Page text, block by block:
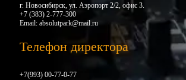
г. Новосибирск, ул. Аэропорт 2/2, офис 3.
+7 (383) 2-777-300
Email: absolutpark@mail.ru
Телефон директора
+7(993) 00-77-0-77